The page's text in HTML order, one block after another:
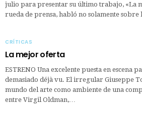
julio para presentar su último trabajo, «La
rueda de prensa, habló no solamente
CRÍTICAS
La mejor oferta
ESTRENO Una excelente puesta en escena
demasiado déjà vu. El irregular Giuseppe
mundo del arte como ambiente de una
entre Virgil Oldman,…